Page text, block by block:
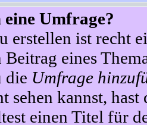
Umfrage?
erstellen ist recht
Beitrag eines
die Umfrage
sehen kannst,
einen Titel für